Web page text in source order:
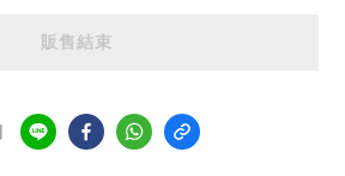
販售結束